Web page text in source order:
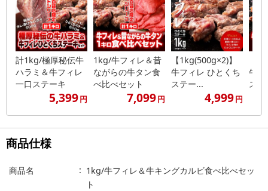
計1kg/極厚秘伝牛
ハラミ＆牛フィレ
一口ステーキ
5,399円
1kg/牛フィレ＆昔
ながらの牛タン食
べ比べセット
7,099円
【1kg(500g×2)】
牛フィレ ひとくち
ステー...
4,999円
牛フ
ス
商品仕様
商品名
1kg/牛フィレ＆牛キングカルビ食べ比べセッ
ト